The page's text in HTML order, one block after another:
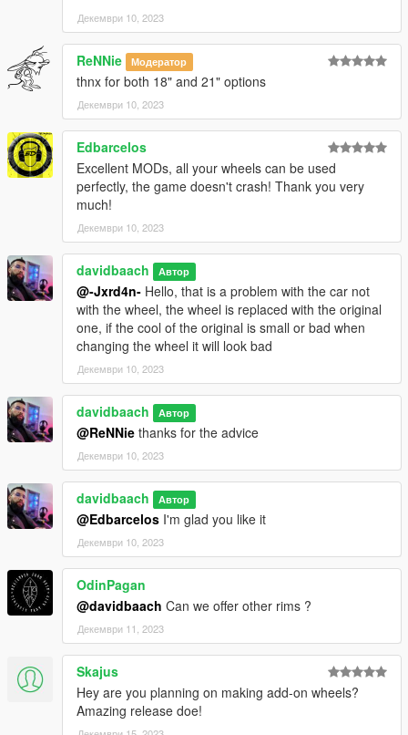
Декември 10, 2023
ReNNie Модератор
thnx for both 18" and 21" options
Декември 10, 2023
Edbarcelos
Excellent MODs, all your wheels can be used
perfectly, the game doesn't crash! Thank you very
much!
Декември 10, 2023
davidbaach Автор
@-Jxrd4n- Hello, that is a problem with the car not
with the wheel, the wheel is replaced with the original
one, if the cool of the original is small or bad when
changing the wheel it will look bad
Декември 10, 2023
davidbaach Автор
@ReNNie thanks for the advice
Декември 10, 2023
davidbaach Автор
@Edbarcelos I'm glad you like it
Декември 10, 2023
OdinPagan
@davidbaach Can we offer other rims ?
Декември 11, 2023
Skajus
Hey are you planning on making add-on wheels?
Amazing release doe!